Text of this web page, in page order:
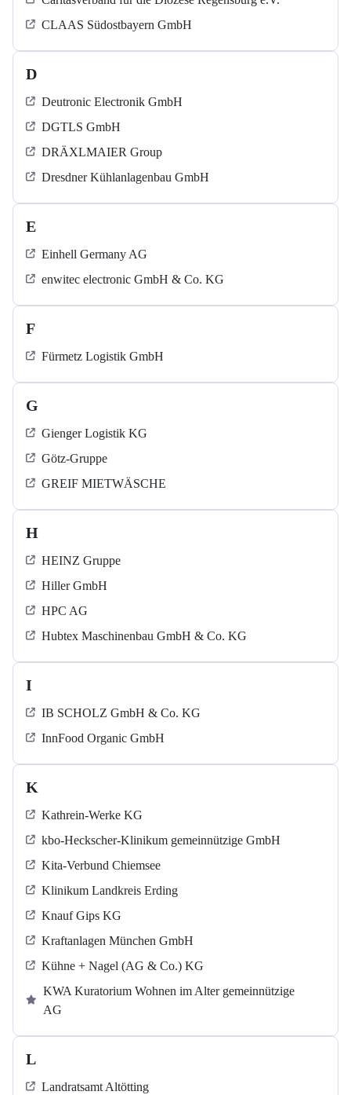
CLAAS Südostbayern GmbH
D
Deutronic Electronik GmbH
DGTLS GmbH
DRÄXLMAIER Group
Dresdner Kühlanlagenbau GmbH
E
Einhell Germany AG
enwitec electronic GmbH & Co. KG
F
Fürmetz Logistik GmbH
G
Gienger Logistik KG
Götz-Gruppe
GREIF MIETWÄSCHE
H
HEINZ Gruppe
Hiller GmbH
HPC AG
Hubtex Maschinenbau GmbH & Co. KG
I
IB SCHOLZ GmbH & Co. KG
InnFood Organic GmbH
K
Kathrein-Werke KG
kbo-Heckscher-Klinikum gemeinnützige GmbH
Kita-Verbund Chiemsee
Klinikum Landkreis Erding
Knauf Gips KG
Kraftanlagen München GmbH
Kühne + Nagel (AG & Co.) KG
KWA Kuratorium Wohnen im Alter gemeinnützige
AG
L
Landratsamt Altötting